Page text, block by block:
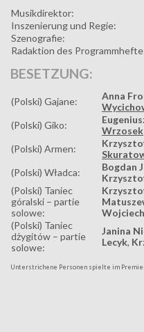
Musikdirektor:
Inszenierung und Regie:
Szenografie:
Radaktion des
BESETZUNG:
(Polski) Gajane: Anna
(Polski) Giko:
Wrzosek
(Polski) Armen:
(Polski) Władca:
Bogdan
(Polski) Taniec
góralski – partie
solowe:
(Polski) Taniec
dżygitów – partie
solowe:
Janina
Lecyk,
Unterstrichene Personen spielte im